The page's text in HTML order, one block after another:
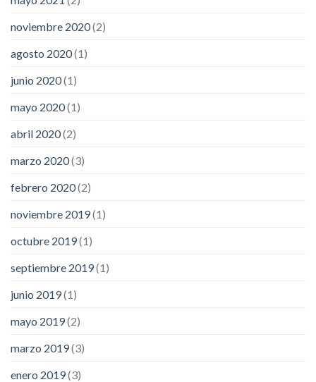
noviembre 2020(2)
agosto 2020(1)
junio 2020(1)
mayo 2020(1)
abril 2020(2)
marzo 2020(3)
febrero 2020(2)
noviembre 2019(1)
octubre 2019(1)
septiembre 2019(1)
junio 2019(1)
mayo 2019(2)
marzo 2019(3)
enero 2019(3)